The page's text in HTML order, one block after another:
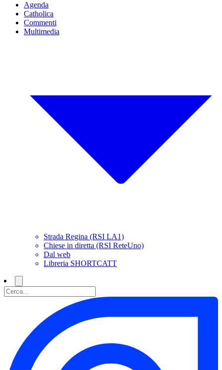
Agenda
Catholica
Commenti
Multimedia
Strada Regina (RSI LA1)
Chiese in diretta (RSI ReteUno)
Dal web
Libreria SHORTCATT